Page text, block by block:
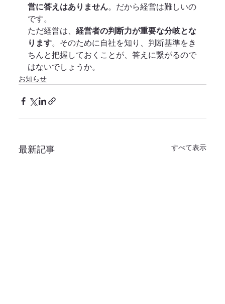
営に答えはありません。だから経営は難しいの
です。
ただ経営は、 経営者の判断力が重要な分岐とな
ります。そのために自社を知り、判断基準をき
ちんと把握しておくことが、答えに繋がるので
はないでしょうか。
お知らせ
最新記事 すべて表示